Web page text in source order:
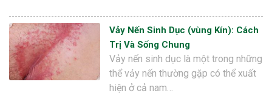
Vảy Nến Sinh Dục (vùng Kín): Cách
Trị Và Sống Chung
Vảy nến sinh dục là một trong những
thể vảy nến thường gặp có thể xuất
hiện ở cả nam…